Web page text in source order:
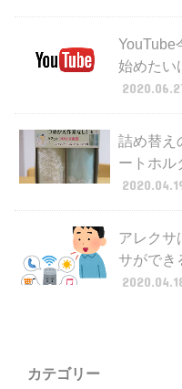
YouTube
始めたい
詰め替え
ートホル
アレクサ
サができ
カテゴリー